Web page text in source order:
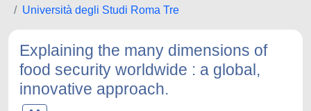
Università degli Studi Roma Tre
Explaining the many dimensions of
food security worldwide : a global,
innovative approach.